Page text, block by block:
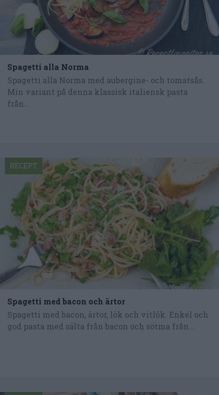
Spagetti alla Norma
Spagetti alla Norma med aubergine- och tomatsås.
Min variant på denna klassisk italiensk pasta
från...
Spagetti med bacon och ärtor
Spagetti med bacon, ärtor, lök och vitlök. Enkel och
god pasta med sälta från bacon och sötma från...
RECEPT